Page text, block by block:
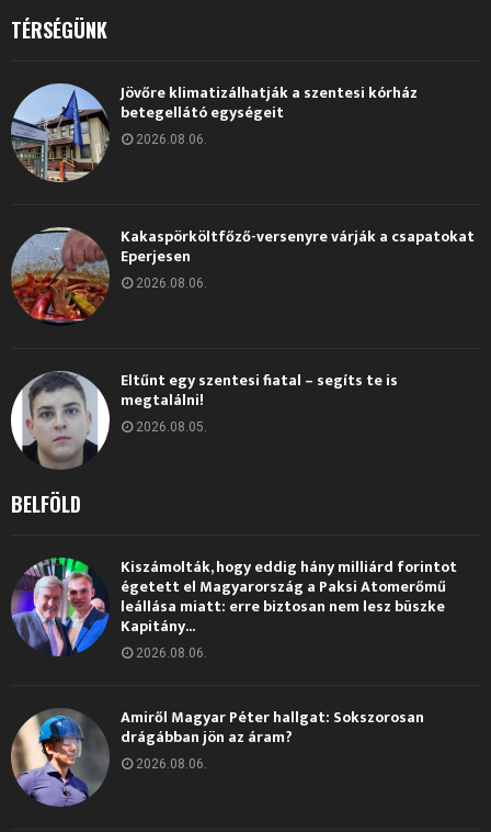
TÉRSÉGÜNK
Jövőre klimatizálhatják a szentesi kórház
betegellátó egységeit
2026.08.06.
Kakaspörköltfőző-versenyre várják a csapatokat
Eperjesen
2026.08.06.
Eltűnt egy szentesi fiatal – segíts te is
megtalálni!
2026.08.05.
BELFÖLD
Kiszámolták, hogy eddig hány milliárd forintot
égetett el Magyarország a Paksi Atomerőmű
leállása miatt: erre biztosan nem lesz büszke
Kapitány...
2026.08.06.
Amiről Magyar Péter hallgat: Sokszorosan
drágábban jön az áram?
2026.08.06.